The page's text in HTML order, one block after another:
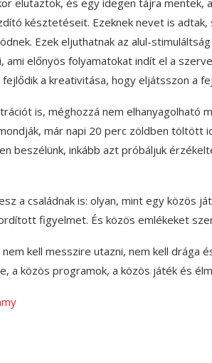
elutaztok, és egy idegen tájra
késztetéseit. Ezeknek nevet is adtak,
Ezek eljuthatnak az alul-
ami előnyös folyamatokat indít el a
a kreativitása, hogy eljátsszon a
is, méghozzá nem elhanyagolható
már napi 20 perc zöldben töltött
beszélünk, inkább azt próbáljuk
a családnak is: olyan, mint egy közös
figyelmet. És közös emlékeket
kell messzire utazni, nem kell drága
a közös programok, a közös játék és